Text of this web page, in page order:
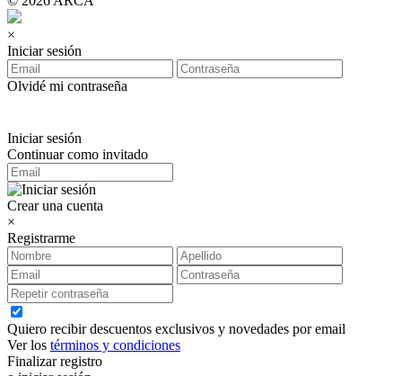
×
Iniciar sesión
Olvidé mi contraseña
Iniciar sesión
Continuar como invitado
Crear una cuenta
×
Registrarme
Quiero recibir descuentos exclusivos y novedades por email
Ver los términos y condiciones
Finalizar registro